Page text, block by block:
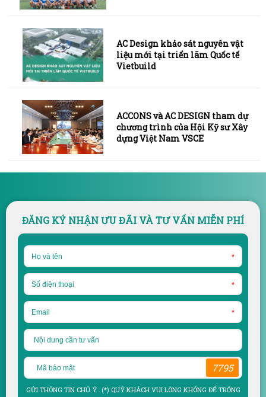
AC Design khảo sát nguyên vật
liệu mới tại triển lãm Quốc tế
Vietbuild
ACCONS và AC DESIGN tham dự
chương trình của Hội Kỹ sư Xây
dựng Việt Nam VSCE
ĐĂNG KÝ NHẬN ƯU ĐÃI VÀ TƯ VẤN MIỄN PHÍ
*
*
*
7795
GỬI THÔNG TIN CHÚ Ý : (*) QUÝ KHÁCH VUI LÒNG KHÔNG ĐỂ TRỐNG